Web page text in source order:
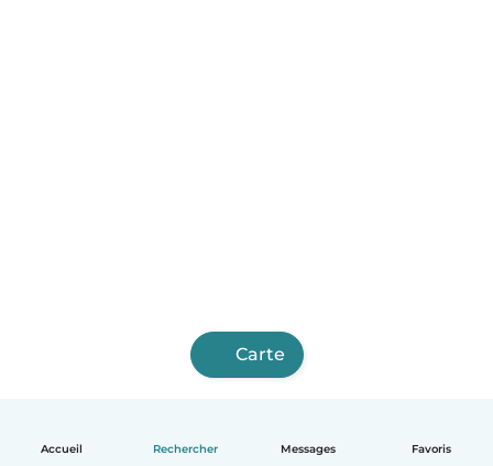
Accueil Rechercher Messages Favoris
Carte